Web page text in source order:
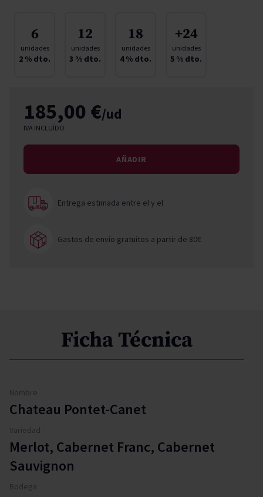
6
unidades
2 % dto.
12
unidades
3 % dto.
18
unidades
4% dto.
+24
unidades
5 % dto.
185,00 €/ud
IVA INCLUÍDO
AÑADIR
Entrega estimada entre ely el
Gastos de envío gratuitos a partir de 80€
Ficha Técnica
Nombre
Chateau Pontet-Canet
Variedad
Merlot, Cabernet Franc, Cabernet
Sauvignon
Bodega